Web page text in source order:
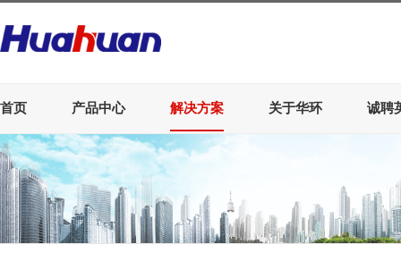
首页 产品中心 解决方案 关于华环 诚聘